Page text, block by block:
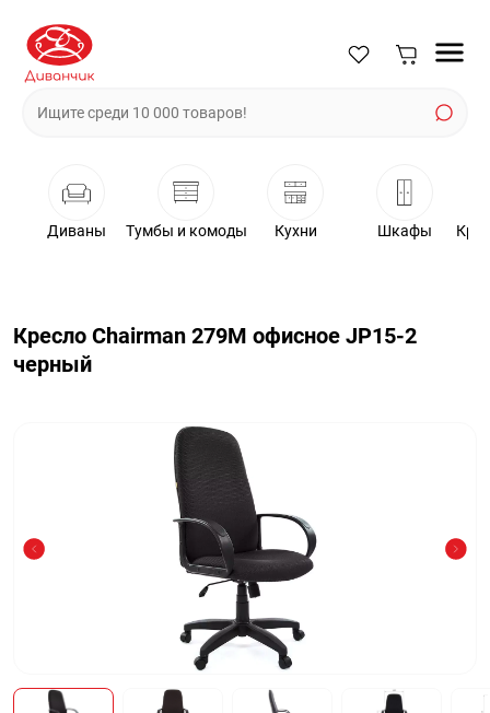
Диваны Тумбы и комоды Кухни Шкафы
Кресло Chairman 279М офисное JP15-2
черный